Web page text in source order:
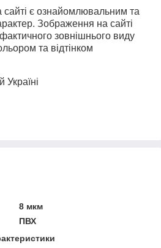
сайті є ознайомлювальним та
Зображення на сайті
зовнішнього виду
та відтінком
8 мкм
ПВХ